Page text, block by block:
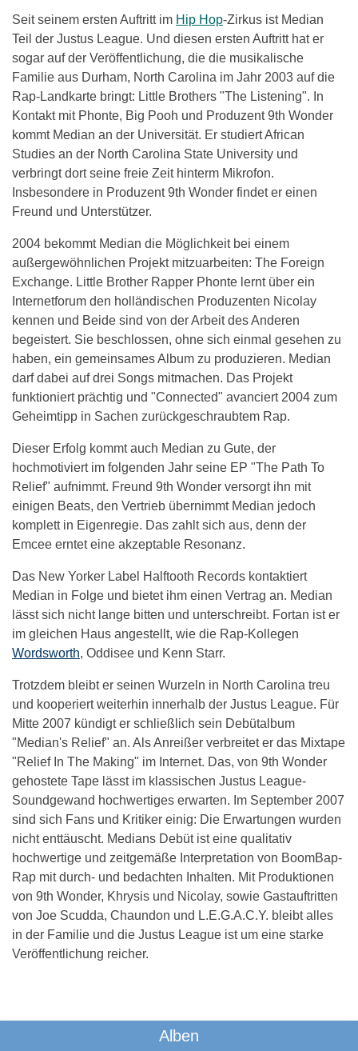
Seit seinem ersten Auftritt im Hip Hop-Zirkus ist Median
Teil der Justus League. Und diesen ersten Auftritt hat er
sogar auf der Veröffentlichung, die die musikalische
Familie aus Durham, North Carolina im Jahr 2003 auf die
Rap-Landkarte bringt: Little Brothers "The Listening". In
Kontakt mit Phonte, Big Pooh und Produzent 9th Wonder
kommt Median an der Universität. Er studiert African
Studies an der North Carolina State University und
verbringt dort seine freie Zeit hinterm Mikrofon.
Insbesondere in Produzent 9th Wonder findet er einen
Freund und Unterstützer.
2004 bekommt Median die Möglichkeit bei einem
außergewöhnlichen Projekt mitzuarbeiten: The Foreign
Exchange. Little Brother Rapper Phonte lernt über ein
Internetforum den holländischen Produzenten Nicolay
kennen und Beide sind von der Arbeit des Anderen
begeistert. Sie beschlossen, ohne sich einmal gesehen zu
haben, ein gemeinsames Album zu produzieren. Median
darf dabei auf drei Songs mitmachen. Das Projekt
funktioniert prächtig und "Connected" avanciert 2004 zum
Geheimtipp in Sachen zurückgeschraubtem Rap.
Dieser Erfolg kommt auch Median zu Gute, der
hochmotiviert im folgenden Jahr seine EP "The Path To
Relief" aufnimmt. Freund 9th Wonder versorgt ihn mit
einigen Beats, den Vertrieb übernimmt Median jedoch
komplett in Eigenregie. Das zahlt sich aus, denn der
Emcee erntet eine akzeptable Resonanz.
Das New Yorker Label Halftooth Records kontaktiert
Median in Folge und bietet ihm einen Vertrag an. Median
lässt sich nicht lange bitten und unterschreibt. Fortan ist er
im gleichen Haus angestellt, wie die Rap-Kollegen
Wordsworth, Oddisee und Kenn Starr.
Trotzdem bleibt er seinen Wurzeln in North Carolina treu
und kooperiert weiterhin innerhalb der Justus League. Für
Mitte 2007 kündigt er schließlich sein Debütalbum
"Median's Relief" an. Als Anreißer verbreitet er das Mixtape
"Relief In The Making" im Internet. Das, von 9th Wonder
gehostete Tape lässt im klassischen Justus League-
Soundgewand hochwertiges erwarten. Im September 2007
sind sich Fans und Kritiker einig: Die Erwartungen wurden
nicht enttäuscht. Medians Debüt ist eine qualitativ
hochwertige und zeitgemäße Interpretation von BoomBap-
Rap mit durch- und bedachten Inhalten. Mit Produktionen
von 9th Wonder, Khrysis und Nicolay, sowie Gastauftritten
von Joe Scudda, Chaundon und L.E.G.A.C.Y. bleibt alles
in der Familie und die Justus League ist um eine starke
Veröffentlichung reicher.
Das könnte Dich auch interessieren:
Alben